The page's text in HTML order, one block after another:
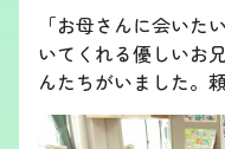
「お母さんに会いた
いてくれる優しいお
んたちがいました。